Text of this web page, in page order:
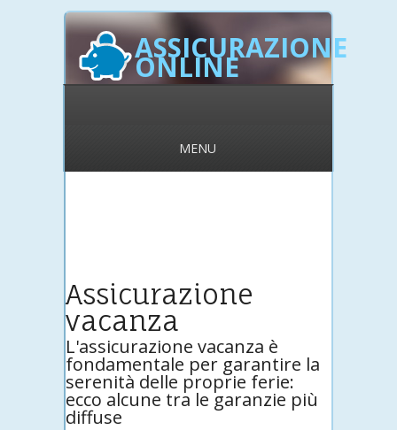
ASSICURAZIONE
ONLINE
MENU
Assicurazione
vacanza
L'assicurazione vacanza è
fondamentale per garantire la
serenità delle proprie ferie:
ecco alcune tra le garanzie più
diffuse